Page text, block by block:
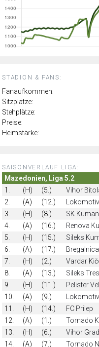
STADION & FANS:
Fanaufkommen:
Sitzplätze:
Stehplätze:
Preise:
Heimstärke:
SAISONVERLAUF LIGA:
Mazedonien, Liga 5.2
1.
(H) (5.) Vihor
2.
(A) (12.)
3.
(H) (8.) SK
4.
(A) (16.) Renova
5.
(H) (15.) Sileks
6.
(A) (17.)
7.
(H) (2.) Vardar
8.
(A) (13.) Sileks
9.
(H) (11.) Pelister
10.
(A) (9.)
11.
(H) (14.) FC Prilep
12.
(A) (1.) Tornado
13.
(H) (6.) Vihor
14.
(A) (7.) Tornado